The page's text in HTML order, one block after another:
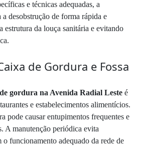
e técnicas adequadas, a
desobstrução de forma rápida e
estrutura da louça sanitária e evitando
de Gordura e Fossa
gordura na Avenida Radial Leste é
e estabelecimentos alimentícios.
pode causar entupimentos frequentes e
A manutenção periódica evita
o funcionamento adequado da rede de